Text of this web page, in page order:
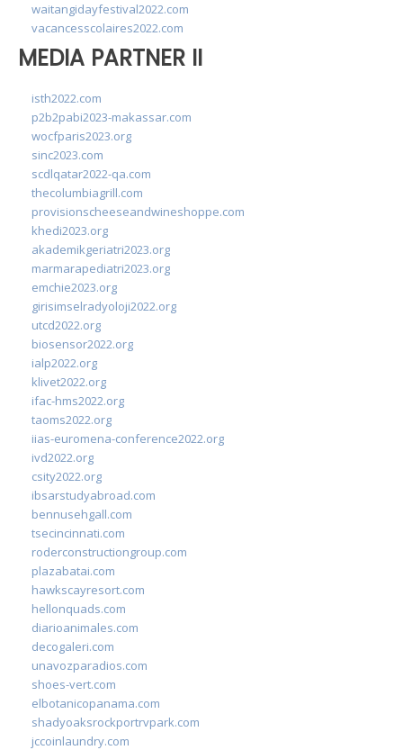
waitangidayfestival2022.com
vacancesscolaires2022.com
MEDIA PARTNER II
isth2022.com
p2b2pabi2023-makassar.com
wocfparis2023.org
sinc2023.com
scdlqatar2022-qa.com
thecolumbiagrill.com
provisionscheeseandwineshoppe.com
khedi2023.org
akademikgeriatri2023.org
marmarapediatri2023.org
emchie2023.org
girisimselradyoloji2022.org
utcd2022.org
biosensor2022.org
ialp2022.org
klivet2022.org
ifac-hms2022.org
taoms2022.org
iias-euromena-conference2022.org
ivd2022.org
csity2022.org
ibsarstudyabroad.com
bennusehgall.com
tsecincinnati.com
roderconstructiongroup.com
plazabatai.com
hawkscayresort.com
hellonquads.com
diarioanimales.com
decogaleri.com
unavozparadios.com
shoes-vert.com
elbotanicopanama.com
shadyoaksrockportrvpark.com
jccoinlaundry.com